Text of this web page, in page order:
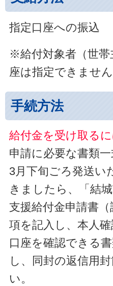
指定口座への振込
※給付対象者（世帯
座は指定できません
手続方法
給付金を受け取る
申請に必要な書類
3月下旬ごろ発送い
きましたら、「結
支援給付金申請書
項を記入し、本人
口座を確認できる
し、同封の返信用
い。